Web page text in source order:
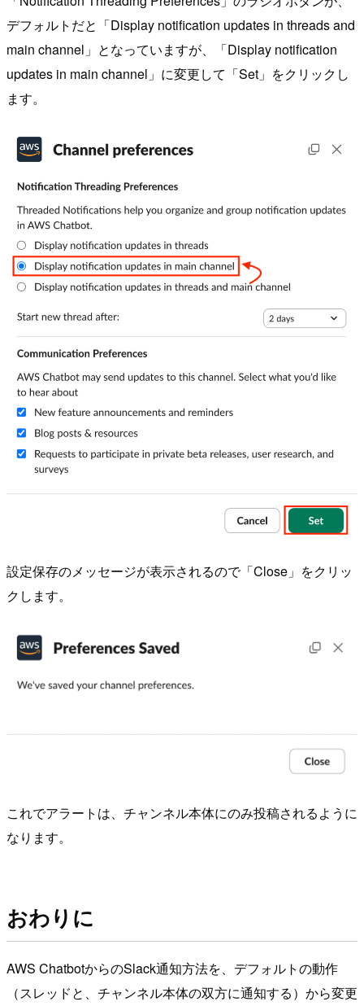
デフォルトだと「Display notification updates in threads and
main channel」となっていますが、「Display notification
updates in main channel」に変更して「Set」をクリックし
ます。
設定保存のメッセージが表示されるので「Close」をクリッ
クします。
これでアラートは、チャンネル本体にのみ投稿されるように
なります。
おわりに
AWS ChatbotからのSlack通知方法を、デフォルトの動作
（スレッドと、チャンネル本体の双方に通知する）から変更